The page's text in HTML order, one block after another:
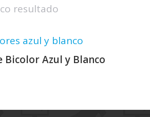
resultado
Bicolor Azul y Blanco